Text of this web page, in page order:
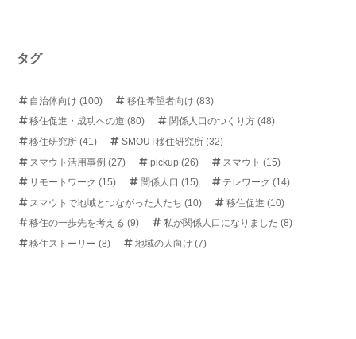
タグ
自治体向け(100) 移住希望者向け (83)
移住促進・成功への道(80) 関係人口のつくり方 (48)
移住研究所(41) SMOUT移住研究所 (32)
スマウト活用事例(27) pickup (26) スマウト(15)
リモートワーク(15) 関係人口 (15) テレワーク(14)
スマウトで地域とつながった人たち(10) 移住促進 (10)
移住の一歩先を考える(9) 私が関係人口になりました (8)
移住ストーリー(8) 地域の人向け (7)